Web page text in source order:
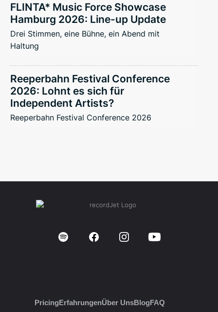
FLINTA* Music Force Showcase
Hamburg 2026: Line-up Update
Drei Stimmen, eine Bühne, ein Abend mit
Haltung
Reeperbahn Festival Conference
2026: Lohnt es sich für
Independent Artists?
Reeperbahn Festival Conference 2026
PricingErfahrungenÜber UnsBlogFAQ